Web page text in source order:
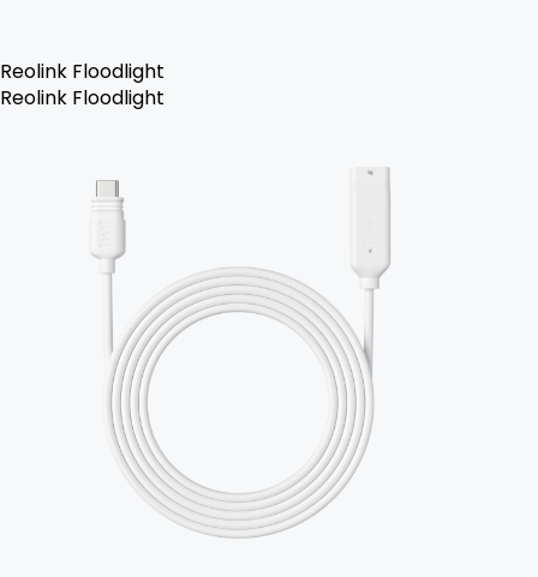
Reolink Floodlight
Reolink Floodlight